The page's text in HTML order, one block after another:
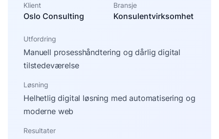
Klient
Oslo Consulting
Bransje
Konsulentvirksomhet
Utfordring
Manuell prosesshåndtering og dårlig digital
tilstedeværelse
Løsning
Helhetlig digital løsning med automatisering og
moderne web
Resultater